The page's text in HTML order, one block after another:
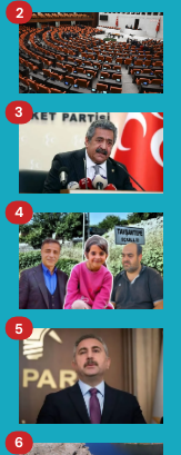
2
3
4
5
6